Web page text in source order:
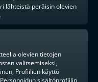
lähteistä peräisin olevien
olevien tietojen
valitsemiseksi,
Profiilien käyttö
sisältöprofiilin